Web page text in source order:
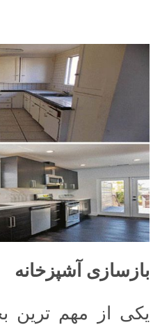
بازسازی آشپزخانه
یکی از مهم ترین